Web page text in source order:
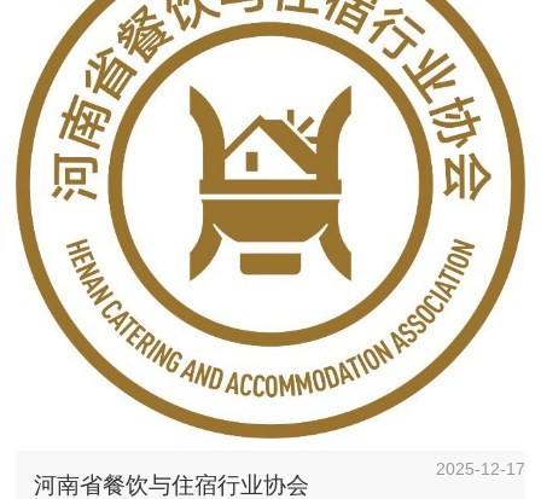
河南省餐饮与住宿行业协会
2025-12-17